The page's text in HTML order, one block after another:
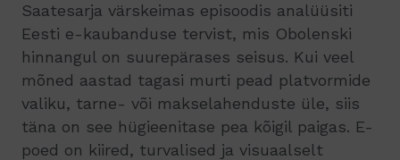
Saatesarja värskeimas episoodis analüüsiti
Eesti e-kaubanduse tervist, mis Obolenski
hinnangul on suurepärases seisus. Kui veel
mõned aastad tagasi murti pead platvormide
valiku, tarne- või makselahenduste üle, siis
täna on see hügieenitase pea kõigil paigas. E-
poed on kiired, turvalised ja visuaalselt